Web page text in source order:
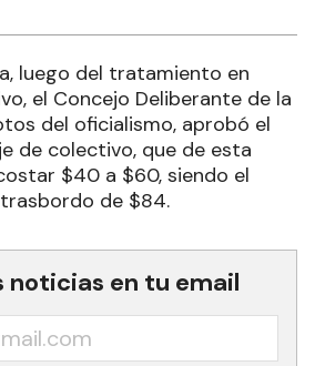
luego del tratamiento en
el Concejo Deliberante de la
del oficialismo, aprobó el
de colectivo, que de esta
$40 a $60, siendo el
de $84.
noticias en tu email